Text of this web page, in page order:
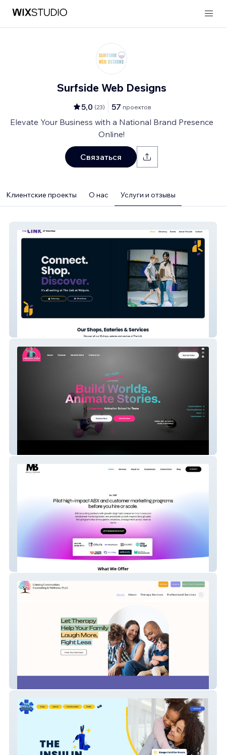
Surfside Web Designs
5,0 (23) 57 проектов
Elevate Your Business with a National Brand Presence
Online!
Связаться
Клиентские проекты О нас Услуги и отзывы
The Link at Walpole